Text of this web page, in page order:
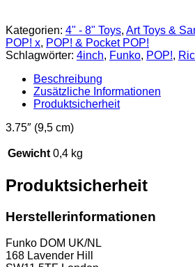
Xenon
Bloom
(#570)
Kategorien: 4" - 8" Toys, Art Toys &
POP! x, POP! & Pocket POP!
Schlagwörter: 4inch, Funko, POP!,
Beschreibung
Zusätzliche Informationen
Produktsicherheit
3.75″ (9,5 cm)
Gewicht 0,4 kg
Produktsicherheit
Herstellerinformationen
Funko DOM UK/NL
168 Lavender Hill